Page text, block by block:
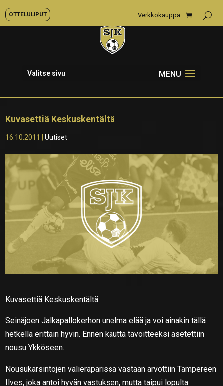
OTTELULIPUT Verkkokauppa
Valitse sivu
Kuvasettiä Keskuskentältä
16.10.2011 |Uutiset
Kuvasettiä Keskuskentältä
Seinäjoen Jalkapallokerhon unelma elää ja voi ainakin tällä
hetkellä erittäin hyvin. Ennen kautta tavoitteeksi asetettiin
nousu Ykköseen.
Nousukarsintojen välieräparissa vastaan arvottiin Tampereen
Ilves, joka antoi hyvän vastuksen, mutta taipui lopulta